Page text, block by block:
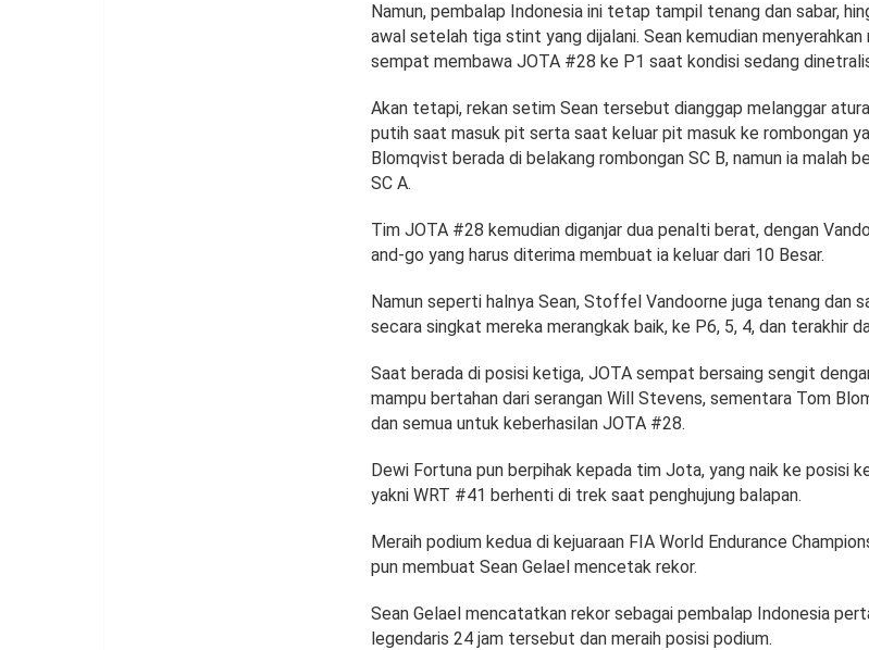
Namun, pembalap Indonesia ini tetap tampil tenang dan sabar,
awal setelah tiga stint yang dijalani. Sean kemudian
sempat membawa JOTA #28 ke P1 saat kondisi sedang
Akan tetapi, rekan setim Sean tersebut dianggap melanggar
putih saat masuk pit serta saat keluar pit masuk ke rombongan
Blomqvist berada di belakang rombongan SC B, namun ia malah
SC A.
Tim JOTA #28 kemudian diganjar dua penalti berat, dengan
and-go yang harus diterima membuat ia keluar dari 10 Besar.
Namun seperti halnya Sean, Stoffel Vandoorne juga tenang dan
secara singkat mereka merangkak baik, ke P6, 5, 4, dan terakhir
Saat berada di posisi ketiga, JOTA sempat bersaing sengit
mampu bertahan dari serangan Will Stevens, sementara Tom
dan semua untuk keberhasilan JOTA #28.
Dewi Fortuna pun berpihak kepada tim Jota, yang naik ke posisi
yakni WRT #41 berhenti di trek saat penghujung balapan.
Meraih podium kedua di kejuaraan FIA World Endurance
pun membuat Sean Gelael mencetak rekor.
Sean Gelael mencatatkan rekor sebagai pembalap Indonesia
legendaris 24 jam tersebut dan meraih posisi podium.